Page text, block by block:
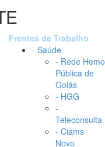
Frentes de Trabalho
- Saúde
- Rede Hemo
Pública de
Goiás
- HGG
-
Teleconsulta
- Ciams
Novo